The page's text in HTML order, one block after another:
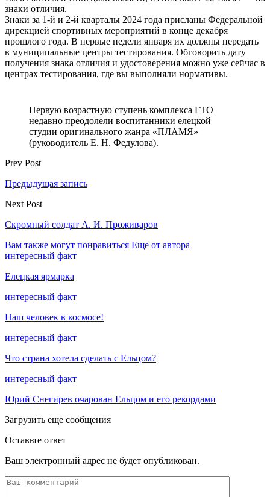
знаки отличия.
Знаки за 1-й и 2-й кварталы 2024 года присланы Федеральной
дирекцией спортивных мероприятий в конце декабря
прошлого года. В первые недели января их должны передать
в муниципальные центры тестирования. Обговорить дату
получения знака отличия и удостоверения можно уже сейчас в
центрах тестирования, где вы выполняли нормативы.
Первую возрастную ступень комплекса ГТО
недавно преодолели воспитанники елецкой
студии оригинального жанра «ПЛАМЯ»
(руководитель Е. Н. Федулова).
Prev Post
Предыдущая запись
Next Post
Скромный солдат А. И. Проживаров
Вам также могут понравиться Еще от автора
интересный факт
Елецкая ярмарка
интересный факт
Наш человек в космосе!
интересный факт
Что страна хотела сделать с Ельцом?
интересный факт
Юрий Снегирев очарован Ельцом и его рекордами
Загрузить еще сообщения
Оставьте ответ
Ваш электронный адрес не будет опубликован.